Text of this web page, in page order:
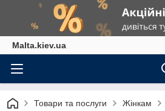
Malta.kiev.ua
Товари та послуги Жінкам